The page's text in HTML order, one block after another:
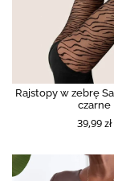
Rajstopy w zebrę
czarne
39,99 zł